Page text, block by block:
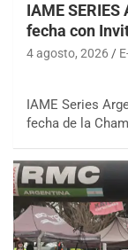
IAME
fecha con
4 agosto, 2026
IAME Series
fecha de la